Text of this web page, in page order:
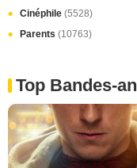
Cinéphile (5528)
Parents (10763)
Top Bandes-